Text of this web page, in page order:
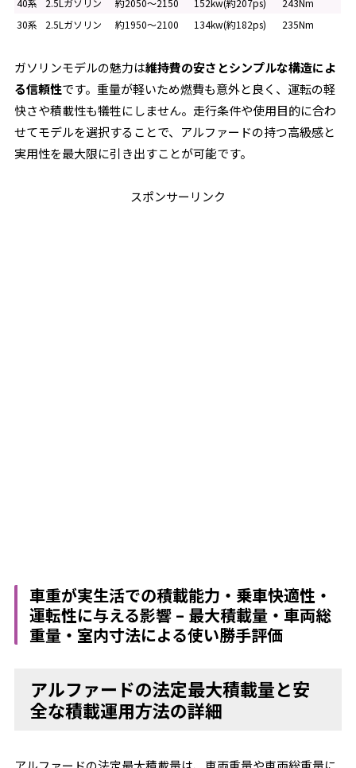
40系
2.5Lガソリン 約2050～2150 152kw(約207ps)
243Nm
30系
2.5Lガソリン 約1950～2100 134kw(約182ps) 235Nm
ガソリンモデルの魅力は維持費の安さとシンプルな構造によ
る信頼性です。重量が軽いため燃費も意外と良く、運転の軽
快さや積載性も犠牲にしません。走行条件や使用目的に合わ
せてモデルを選択することで、アルファードの持つ高級感と
実用性を最大限に引き出すことが可能です。
スポンサーリンク
車重が実生活での積載能力・乗車快適性・
運転性に与える影響 – 最大積載量・車両総
重量・室内寸法による使い勝手評価
アルファードの法定最大積載量と安
全な積載運用方法の詳細